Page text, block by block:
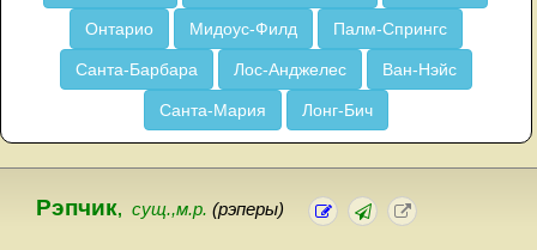
Онтарио Мидоус-Филд Палм-Спрингс
Санта-Барбара Лос-Анджелес Ван-Нэйс
Санта-Мария Лонг-Бич
Рэпчик, сущ.,м.р. (рэперы)